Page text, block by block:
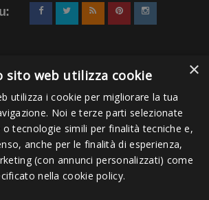
di traino
l&#39;articolo RICORDATI di
l&#39;apposita
dell&#39;articolo scelto.
di articoli per il nuoto fu progettata da
migliorare la bracciata, la resistenza
sono utilizzabili non solo da atleti
da chi si è avvicinato da poco al
Accettati
×
sito web utilizza cookie
utilizza i cookie per migliorare la tua
Noi e terze parti selezionate
tecnologie simili per finalità tecniche e,
anche per le finalità di esperienza,
(con annunci personalizzati) come
nella cookie policy.